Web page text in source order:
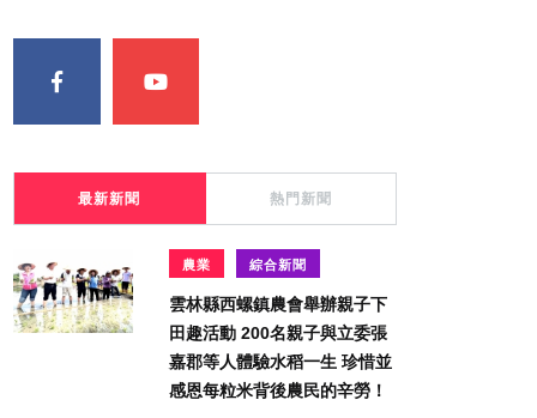
最新新聞 熱門新聞
農業 綜合新聞
雲林縣西螺鎮農會舉辦親子下
田趣活動 200名親子與立委張
嘉郡等人體驗水稻一生 珍惜並
感恩每粒米背後農民的辛勞！